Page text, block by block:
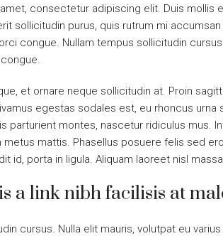
consectetur adipiscing elit. Duis mollis
sollicitudin purus, quis rutrum mi
congue. Nullam tempus sollicitudin
et ornare neque sollicitudin at. Proin
egestas sodales est, eu rhoncus urna
parturient montes, nascetur ridiculus mus.
metus mattis. Phasellus posuere felis sed
id, porta in ligula. Aliquam laoreet nisl
a link nibh facilisis at
cursus. Nulla elit mauris, volutpat eu